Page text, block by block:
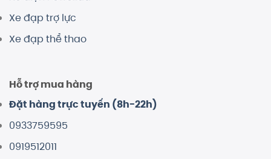
Xe đạp trợ lực
Xe đạp thể thao
Hỗ trợ mua hàng
Đặt hàng trực tuyến (8h-22h)
0933759595
0919512011